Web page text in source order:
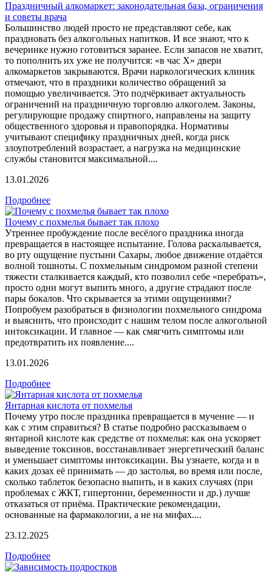
Праздничный алкомаркет: законодательная база, ограничения
и советы врача
Большинство людей просто не представляют себе, как
праздновать без алкогольных напитков. И все знают, что к
вечеринке нужно готовиться заранее. Если запасов не хватит,
то пополнить их уже не получится: «в час X» двери
алкомаркетов закрываются. Врачи наркологических клиник
отмечают, что в праздники количество обращений за
помощью увеличивается. Это подчёркивает актуальность
ограничений на праздничную торговлю алкоголем. Законы,
регулирующие продажу спиртного, направлены на защиту
общественного здоровья и правопорядка. Нормативы
учитывают специфику праздничных дней, когда риск
злоупотреблений возрастает, а нагрузка на медицинские
службы становится максимальной....
13.01.2026
Подробнее
Почему с похмелья бывает так плохо
Утреннее пробуждение после весёлого праздника иногда
превращается в настоящее испытание. Голова раскалывается,
во рту ощущение пустыни Сахары, любое движение отдаётся
волной тошноты. С похмельным синдромом разной степени
тяжести сталкивается каждый, кто позволил себе «перебрать»,
просто одни могут выпить много, а другие страдают после
пары бокалов. Что скрывается за этими ощущениями?
Попробуем разобраться в физиологии похмельного синдрома
и выяснить, что происходит с нашим телом после алкогольной
интоксикации. И главное — как смягчить симптомы или
предотвратить их появление....
13.01.2026
Подробнее
Янтарная кислота от похмелья
Почему утро после праздника превращается в мучение — и
как с этим справиться? В статье подробно рассказываем о
янтарной кислоте как средстве от похмелья: как она ускоряет
выведение токсинов, восстанавливает энергетический баланс
и уменьшает симптомы интоксикации. Вы узнаете, когда и в
каких дозах её принимать — до застолья, во время или после,
сколько таблеток безопасно выпить, и в каких случаях (при
проблемах с ЖКТ, гипертонии, беременности и др.) лучше
отказаться от приёма. Практические рекомендации,
основанные на фармакологии, а не на мифах....
23.12.2025
Подробнее